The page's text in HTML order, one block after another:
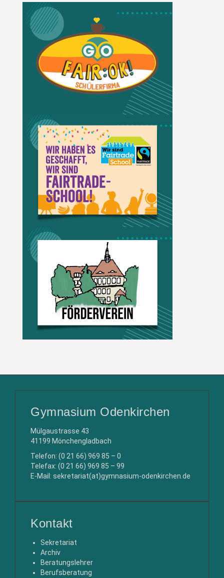
Gymnasium Odenkirchen
Mülgaustrasse 43
41199 Mönchengladbach
Telefon: (0 21 66) 969 85 – 0
Telefax: (0 21 66) 969 85 – 99
E-Mail: sekretariat(at)gymnasium-odenkirchen.de
Kontakt
Sekretariat
Archiv
Beratungslehrer
Berufsberatung